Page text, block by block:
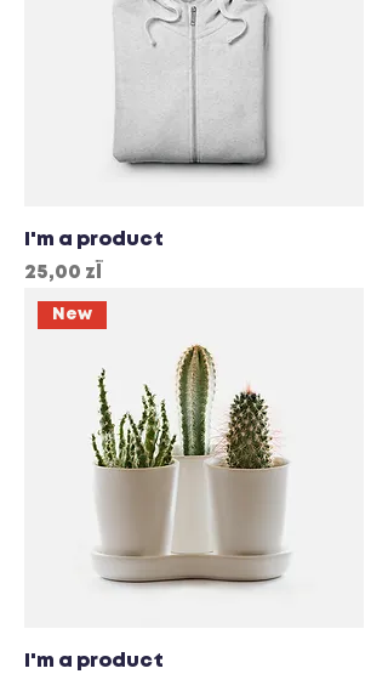
I'm a product
Cena
25,00 zł
New
I'm a product